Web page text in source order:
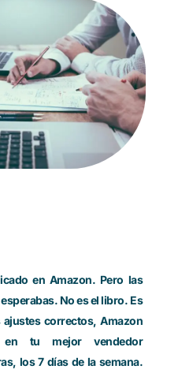
en Amazon. Pero las
No es el libro. Es
correctos, Amazon
en tu mejor vendedor
los 7 días de la semana.